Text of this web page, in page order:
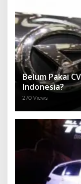
Belum Pakai
Indonesia?
270 Views